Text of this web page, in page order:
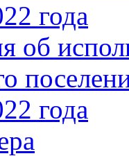
года
об
года